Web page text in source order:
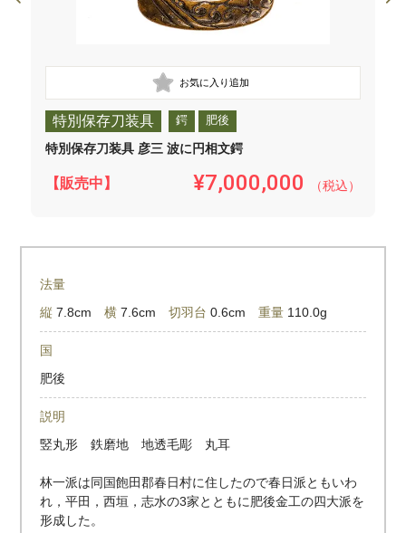
特別保存刀装具 鍔 肥後
特別保存刀装具 彦三 波に円相文鍔
【販売中】 ¥7,000,000 （税込）
法量
縦 7.8cm横 7.6cm切羽台 0.6cm重量 110.0g
国
肥後
説明
竪丸形 鉄磨地 地透毛彫 丸耳
林一派は同国飽田郡春日村に住したので春日派ともいわ
れ，平田，西垣，志水の3家とともに肥後金工の四大派を
形成した。